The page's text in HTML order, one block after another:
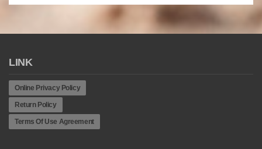
LINK
Online Privacy Policy
Return Policy
Terms Of Use Agreement